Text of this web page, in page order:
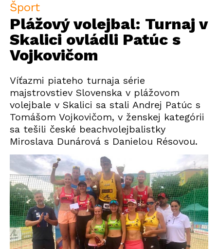
Šport
Plážový volejbal: Turnaj v
Skalici ovládli Patúc s
Vojkovičom
Víťazmi piateho turnaja série
majstrovstiev Slovenska v plážovom
volejbale v Skalici sa stali Andrej Patúc s
Tomášom Vojkovičom, v ženskej kategórii
sa tešili české beachvolejbalistky
Miroslava Dunárová s Danielou Résovou.